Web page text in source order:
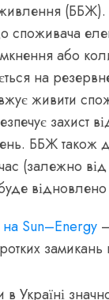
(ББЖ).
або
на
живити
захист
ББЖ також
(залежно від
відновлено
на Sun–Energy
замикань
Україні